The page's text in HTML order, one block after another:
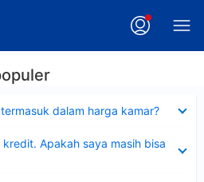
dalam harga kamar?
Apakah saya masih bisa